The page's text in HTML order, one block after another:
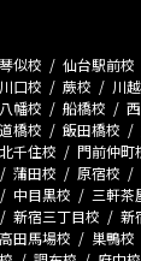
琴似校 仙台駅前校
川口校 蕨校 川
幡校 船橋校
橋校 飯田橋校
北千住校 門前仲町
蒲田校 原宿校
中目黒校 三軒茶
新宿三丁目校 新
高田馬場校 巣鴨校